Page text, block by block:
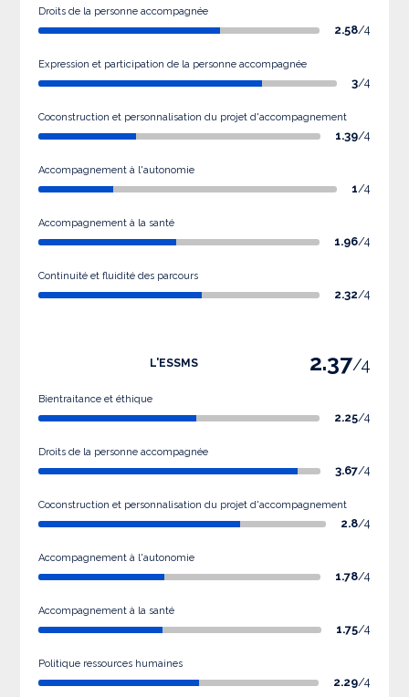
Droits de la personne accompagnée
2.58/4
Expression et participation de la personne accompagnée
3/4
Coconstruction et personnalisation du projet d'accompagnement
1.39/4
Accompagnement à l'autonomie
1/4
Accompagnement à la santé
1.96/4
Continuité et fluidité des parcours
2.32/4
L'ESSMS 2.37/4
Bientraitance et éthique
2.25/4
Droits de la personne accompagnée
3.67/4
Coconstruction et personnalisation du projet d'accompagnement
2.8/4
Accompagnement à l'autonomie
1.78/4
Accompagnement à la santé
1.75/4
Politique ressources humaines
2.29/4